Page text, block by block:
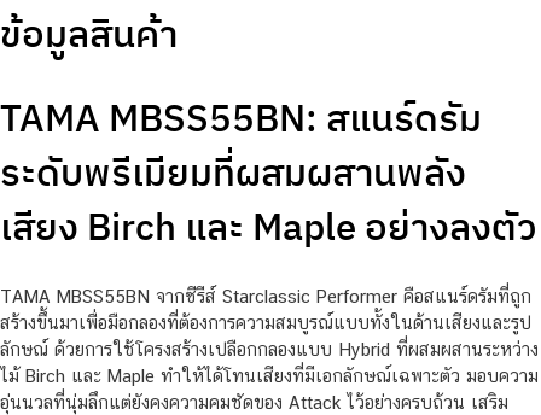
ข้อมูลสินค้า
TAMA MBSS55BN: สแนร์ดรัม
ระดับพรีเมียมที่ผสมผสานพลัง
เสียง Birch และ Maple อย่างลงตัว
TAMA MBSS55BN จากซีรีส์ Starclassic Performer คือสแนร์ดรัมที่ถูก
สร้างขึ้นมาเพื่อมือกลองที่ต้องการความสมบูรณ์แบบทั้งในด้านเสียงและรูป
ลักษณ์ ด้วยการใช้โครงสร้างเปลือกกลองแบบ Hybrid ที่ผสมผสานระหว่าง
ไม้ Birch และ Maple ทำให้ได้โทนเสียงที่มีเอกลักษณ์เฉพาะตัว มอบความ
อุ่นนวลที่นุ่มลึกแต่ยังคงความคมชัดของ Attack ไว้อย่างครบถ้วน เสริม